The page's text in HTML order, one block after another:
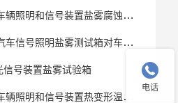
明和信号装置盐雾腐蚀箱的技术方案
照明盐雾测试箱对车灯的盐雾试验方法
信号装置盐雾试验箱
和信号装置热变形温度箱的试验解读

电话